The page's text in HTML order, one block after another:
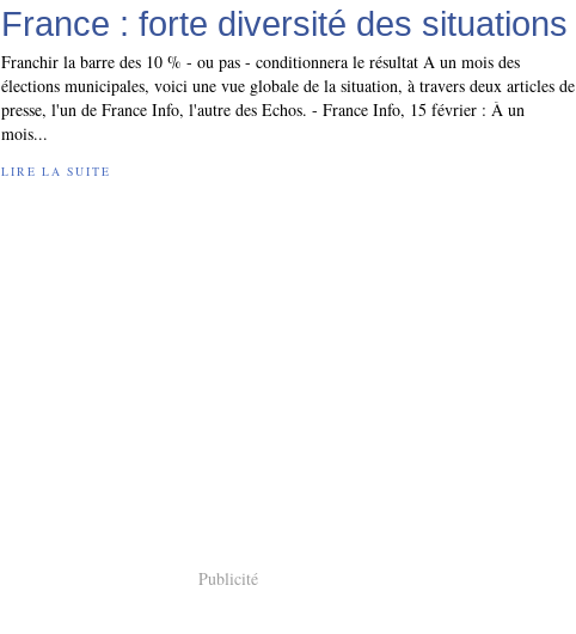
France : forte diversité des situations
Franchir la barre des 10 % - ou pas - conditionnera le résultat A un mois des
élections municipales, voici une vue globale de la situation, à travers deux articles de
presse, l'un de France Info, l'autre des Echos. - France Info, 15 février : À un
mois...
LIRE LA SUITE
Publicité